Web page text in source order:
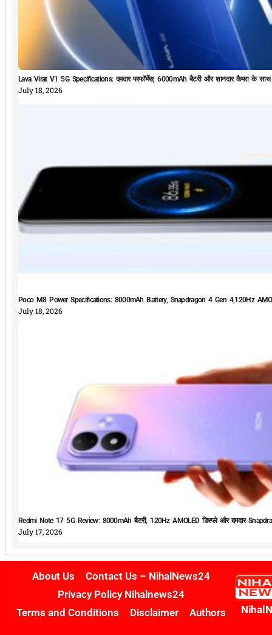
Lava Virat V1 5G Specifications: दमदार परफॉर्मेस, 6000mAh बैटरी और शानदार कैमरा के
July 18, 2026
Poco M8 Power Specifications: 8000mAh Battery, Snapdragon 4 Gen 4,120Hz
July 18, 2026
Redmi Note 17 5G Review: 8000mAh बैटरी, 120Hz AMOLED डिस्प्ले और दमदार
July 17, 2026
About Us
Contact Us – NihalNews24
Privacy Policy Nihalnews24
Terms and Conditions
Disclaimer Authors